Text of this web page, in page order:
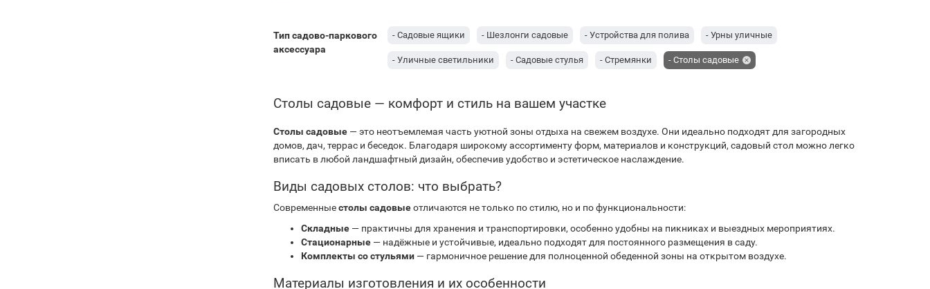
Тип садово-паркового
аксессуара
- Садовые ящики - Шезлонги садовые - Устройства для полива - Урны уличные
- Уличные светильники - Садовые стулья - Стремянки - Столы садовые
Столы садовые — комфорт и стиль на вашем участке
Столы садовые— это неотъемлемая часть уютной зоны отдыха на свежем воздухе. Они идеально подходят для загородных
домов, дач, террас и беседок. Благодаря широкому ассортименту форм, материалов и конструкций, садовый стол можно легко
вписать в любой ландшафтный дизайн, обеспечив удобство и эстетическое наслаждение.
Виды садовых столов: что выбрать?
Современныестолы садовыеотличаются не только по стилю, но и по функциональности:
Складные— практичны для хранения и транспортировки, особенно удобны на пикниках и выездных мероприятиях.
Стационарные— надёжные и устойчивые, идеально подходят для постоянного размещения в саду.
Комплекты со стульями— гармоничное решение для полноценной обеденной зоны на открытом воздухе.
Материалы изготовления и их особенности